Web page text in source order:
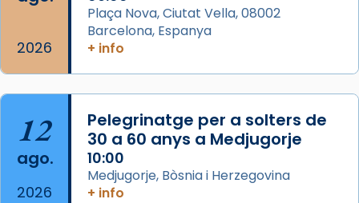
Semproniana (“relatiu a Semprònia =
eterna”) són deixebles seves. I l’any 1667, el
frare Joan Gaspar Roig, afirma en una obra
que les santes són filles de l’antiga Iluro.
Mataró en reivindicarà les relíq
Foto
View on Facebook ·
2026
Plaça Nova, Ciutat Vella, 08002
Barcelona, Espanya
+ info
12
ago.
2026
Pelegrinatge per a solters de
30 a 60 anys a Medjugorje
10:00
Medjugorje, Bòsnia i Herzegovina
+ info